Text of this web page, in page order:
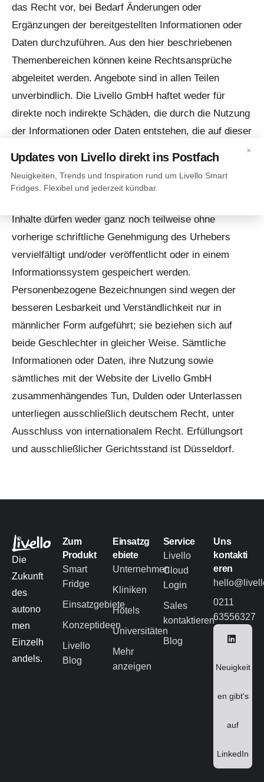
das Recht vor, bei Bedarf Änderungen oder
Ergänzungen der bereitgestellten Informationen oder
Daten durchzuführen. Aus den hier beschriebenen
Themenbereichen können keine Rechtsansprüche
abgeleitet werden. Angebote sind in allen Teilen
unverbindlich. Die Livello GmbH haftet weder für
direkte noch indirekte Schäden, die durch die Nutzung
der Informationen oder Daten entstehen, die auf dieser
zwischen der Livello GmbH und dem Nutzer der
Website oder Dritten bestehen nicht. Die Inhalte der
Inhalte dürfen weder ganz noch teilweise ohne
vorherige schriftliche Genehmigung des Urhebers
vervielfältigt und/oder veröffentlicht oder in einem
Informationssystem gespeichert werden.
Personenbezogene Bezeichnungen sind wegen der
besseren Lesbarkeit und Verständlichkeit nur in
männlicher Form aufgeführt; sie beziehen sich auf
beide Geschlechter in gleicher Weise. Sämtliche
Informationen oder Daten, ihre Nutzung sowie
sämtliches mit der Website der Livello GmbH
zusammenhängendes Tun, Dulden oder Unterlassen
unterliegen ausschließlich deutschem Recht, unter
Ausschluss von internationalem Recht. Erfüllungsort
und ausschließlicher Gerichtsstand ist Düsseldorf.
Die
Zukunft
des
autono
men
Einzelh
andels.
Zum
Produkt
Smart
Fridge
Einsatzgebiete
Konzeptideen
Livello
Blog
Einsatzg
ebiete
Unternehmen
Kliniken
Hotels
Universitäten
Mehr
anzeigen
Service
Livello
Cloud
Login
Sales
kontaktieren
Blog
Uns
kontakti
eren
0211
63556327
Neuigkeit
en gibt's
auf
LinkedIn
×
Updates von Livello direkt ins Postfach
Neuigkeiten, Trends und Inspiration rund um Livello Smart
Fridges. Flexibel und jederzeit kündbar.